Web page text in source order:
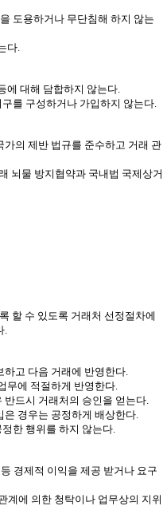
도용하거나 무단침해 하지 않는
다.
에 대해 담합하지 않는다.
를 구성하거나 가입하지 않는다.
의 제반 법규를 준수하고 거래 관
뇌물 방지협약과 국내법 국제상거
할 수 있도록 거래처 선정절차에
.
하고 다음 거래에 반영한다.
무에 적절하게 반영한다.
드시 거래처의 승인을 얻는다.
경우는 공정하게 배상한다.
한 행위를 하지 않는다.
경제적 이익을 제공 받거나 요구
계에 의한 청탁이나 업무상의 지위